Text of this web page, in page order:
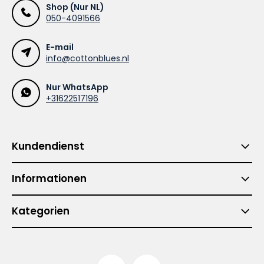
Shop (Nur NL)
050-4091566
E-mail
info@cottonblues.nl
Nur WhatsApp
+31622517196
Kundendienst
Informationen
Kategorien